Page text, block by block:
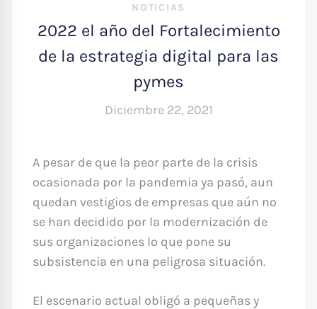
NOTICIAS
2022 el año del Fortalecimiento
de la estrategia digital para las
pymes
Diciembre 22, 2021
A pesar de que la peor parte de la crisis
ocasionada por la pandemia ya pasó, aun
quedan vestigios de empresas que aún no
se han decidido por la modernización de
sus organizaciones lo que pone su
subsistencia en una peligrosa situación.
El escenario actual obligó a pequeñas y